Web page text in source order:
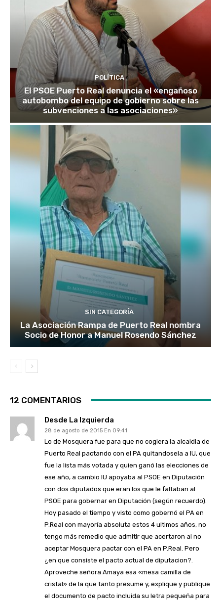
POLÍTICA
El PSOE Puerto Real denuncia el «engañoso
autobombo del equipo de gobierno sobre las
subvenciones a las asociaciones»
SIN CATEGORÍA
La Asociación Rampa de Puerto Real nombra
Socio de Honor a Manuel Rosendo Sánchez
12 COMENTARIOS
Desde La Izquierda
28 de agosto de 2015 En 09:41
Lo de Mosquera fue para que no cogiera la alcaldia de
Puerto Real pactando con el PA quitandosela a IU, que
fue la lista más votada y quien ganó las elecciones de
ese año, a cambio IU apoyaba al PSOE en Diputación
con dos diputados que eran los que le faltaban al
PSOE para gobernar en Diputación (según recuerdo).
Hoy pasado el tiempo y visto como gobernó el PA en
P.Real con mayoría absoluta estos 4 ultimos años, no
tengo más remedio que admitir que acertaron al no
aceptar Mosquera pactar con el PA en P.Real. Pero
¿en que consiste el pacto actual de diputacion?.
Aproveche señora Amaya esa «mesa camilla de
cristal» de la que tanto presume y, explique y publique
el documento de pacto incluida su letra pequeña para